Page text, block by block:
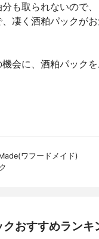
も取られないので
凄く酒粕パックがお
会に、酒粕パックを
ワフードメイド)
おすすめランキ